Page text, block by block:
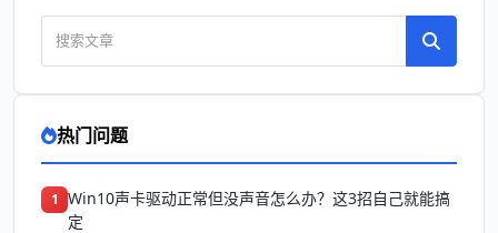
热门问题
1 Win10声卡驱动正常但没声音怎么办？这3招自己就能搞
定